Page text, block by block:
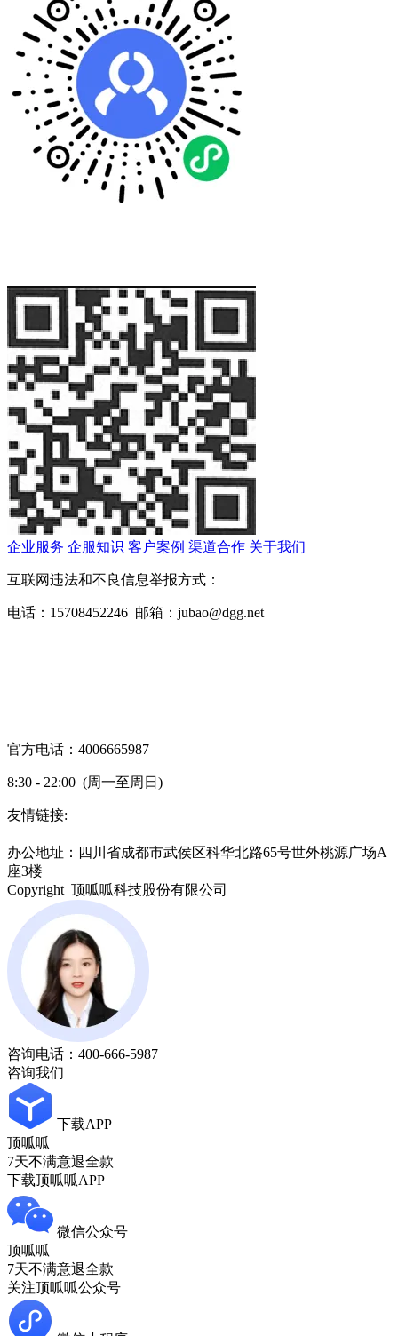
企业服务 企服知识 客户案例 渠道合作 关于我们
互联网违法和不良信息举报方式：
电话：15708452246 邮箱：jubao@dgg.net
官方电话：4006665987
8:30 - 22:00 (周一至周日)
友情链接:
办公地址：四川省成都市武侯区科华北路65号世外桃源广场A
座3楼
Copyright 顶呱呱科技股份有限公司
咨询电话： 400-666-5987
咨询我们
下载APP
顶呱呱
7天不满意退全款
下载顶呱呱APP
微信公众号
顶呱呱
7天不满意退全款
关注顶呱呱公众号